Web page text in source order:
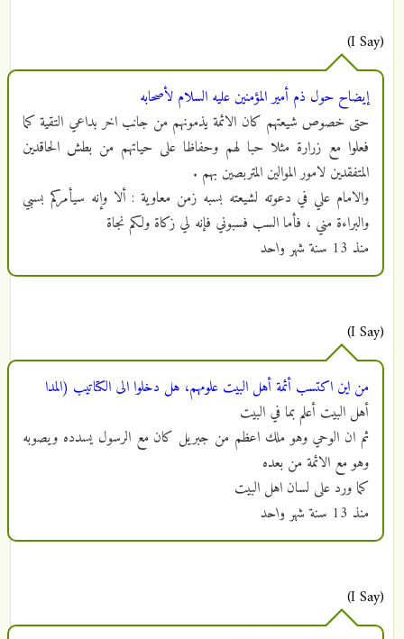
(I Say)
إيضاح حول ذم أمير المؤمنين عليه السلام لأصحابه
حتى خصوص شيعتهم كان الائمة يذمونهم من جانب اخر بداعي التقية كما
فعلوا مع زرارة مثلا حبا لهم وحفاظا على حياتهم من بطش الحاقدين
المتفقدين لامور الموالين المتربصين بهم .
والامام علي في دعوته لشيعته بسبه زمن معاوية : ألا وإنه سيأمركم بسبي
والبراءة مني ، فأما السب فسبوني فإنه لي زكاة ولكم نجاة
منذ 13 سنة شهر واحد
(I Say)
من اين اكتسب أئمة أهل البيت علومهم، هل دخلوا الى الكتاتيب (المدا
أهل البيت أعلم بما في البيت
ثم ان الوحي وهو ملك اعظم من جبريل كان مع الرسول يسدده ويصوبه
وهو مع الائمة من بعده
كما ورد على لسان اهل البيت
منذ 13 سنة شهر واحد
(I Say)